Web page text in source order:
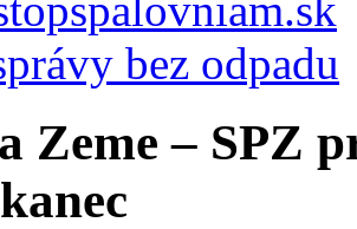
bez odpadu
Zeme – SPZ